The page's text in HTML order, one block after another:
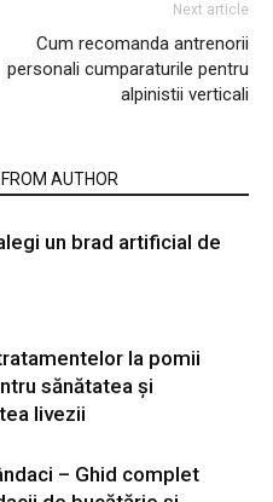
Next article
Cum recomanda antrenorii
personali cumparaturile pentru
alpinistii verticali
AUTHOR
un brad artificial de
la pomii
sănătatea și
livezii
– Ghid complet